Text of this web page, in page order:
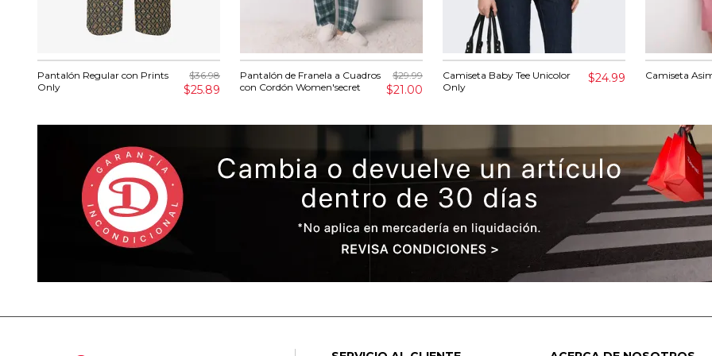
Pantalón Regular con Prints
Only
$36.98
$25.89
Pantalón de Franela a Cuadros
con Cordón Women'secret
$29.99
$21.00
Camiseta Baby Tee Unicolor
Only
$24.99 Camiseta